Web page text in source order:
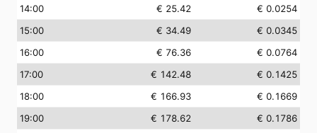
14:00
€ 25.42
€ 0.0254
15:00
€ 34.49
€ 0.0345
16:00
€ 76.36
€ 0.0764
17:00
€ 142.48
€ 0.1425
18:00
€ 166.93
€ 0.1669
19:00
€ 178.62
€ 0.1786